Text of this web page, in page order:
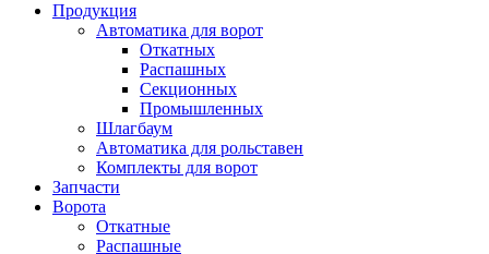
Продукция
Автоматика для ворот
Откатных
Распашных
Секционных
Промышленных
Шлагбаум
Автоматика для рольставен
Комплекты для ворот
Запчасти
Ворота
Откатные
Распашные